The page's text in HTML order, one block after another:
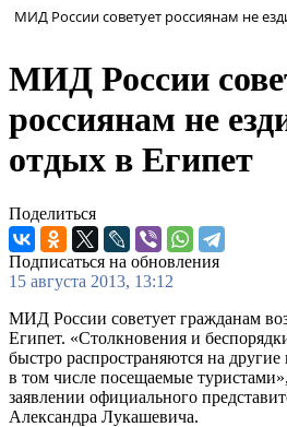
МИД России советует россиянам не
МИД России
россиянам не
отдых в Египет
Поделиться
Подписаться на обновления
15 августа 2013, 13:12
МИД России советует гражданам
Египет. «Столкновения и
быстро распространяются на
в том числе посещаемые
заявлении официального
Александра Лукашевича.